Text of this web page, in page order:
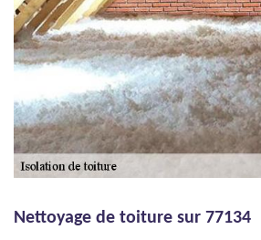
Nettoyage de toiture sur 77134